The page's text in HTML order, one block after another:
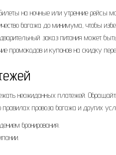
на ночные или утренние рейсы
багажа до минимума, чтобы
заказ питания может
промокодов и купонов на скидку
неожиданных платежей.
провоза багажа и других
бронирования.